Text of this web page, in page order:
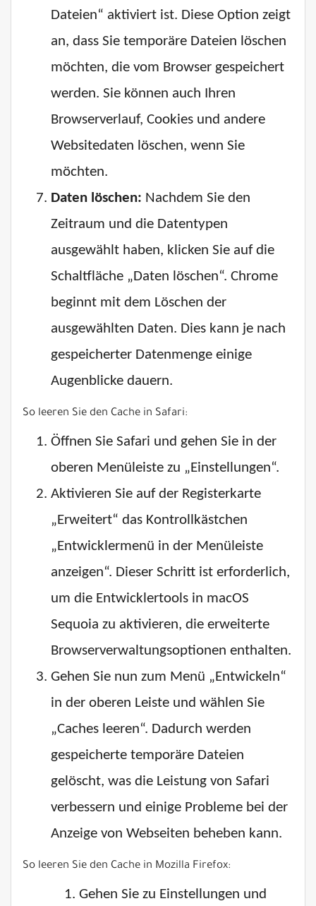
Dateien“ aktiviert ist. Diese Option zeigt
an, dass Sie temporäre Dateien löschen
möchten, die vom Browser gespeichert
werden. Sie können auch Ihren
Browserverlauf, Cookies und andere
Websitedaten löschen, wenn Sie
möchten.
Daten löschen: Nachdem Sie den
Zeitraum und die Datentypen
ausgewählt haben, klicken Sie auf die
Schaltfläche „Daten löschen“. Chrome
beginnt mit dem Löschen der
ausgewählten Daten. Dies kann je nach
gespeicherter Datenmenge einige
Augenblicke dauern.
So leeren Sie den Cache in Safari:
Öffnen Sie Safari und gehen Sie in der
oberen Menüleiste zu „Einstellungen“.
Aktivieren Sie auf der Registerkarte
„Erweitert“ das Kontrollkästchen
„Entwicklermenü in der Menüleiste
anzeigen“. Dieser Schritt ist erforderlich,
um die Entwicklertools in macOS
Sequoia zu aktivieren, die erweiterte
Browserverwaltungsoptionen enthalten.
Gehen Sie nun zum Menü „Entwickeln“
in der oberen Leiste und wählen Sie
„Caches leeren“. Dadurch werden
gespeicherte temporäre Dateien
gelöscht, was die Leistung von Safari
verbessern und einige Probleme bei der
Anzeige von Webseiten beheben kann.
So leeren Sie den Cache in Mozilla Firefox:
Gehen Sie zu Einstellungen und